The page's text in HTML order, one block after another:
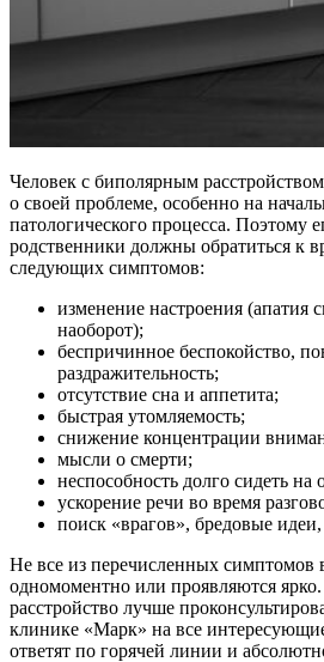
Человек с биполярным
о своей проблеме, особенно на
патологического процесса. Поэтому
родственники должны обратиться к
следующих симптомов:
изменение настроения (апатия
наоборот);
беспричинное беспокойство,
раздражительность;
отсутствие сна и аппетита;
быстрая утомляемость;
снижение концентрации
мысли о смерти;
неспособность долго сидеть на
ускорение речи во время
поиск «врагов», бредовые
Не все из перечисленных симптомов
одномоментно или проявляются
расстройство лучше
клинике «Марк» на все
ответят по горячей линии и